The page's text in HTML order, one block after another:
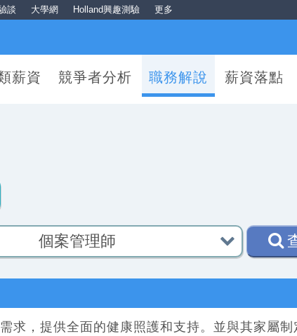
談 大學網 Holland興趣測驗 更多
薪資 競爭者分析 職務解說 薪資落點
求，提供全面的健康照護和支持。並與其家屬制